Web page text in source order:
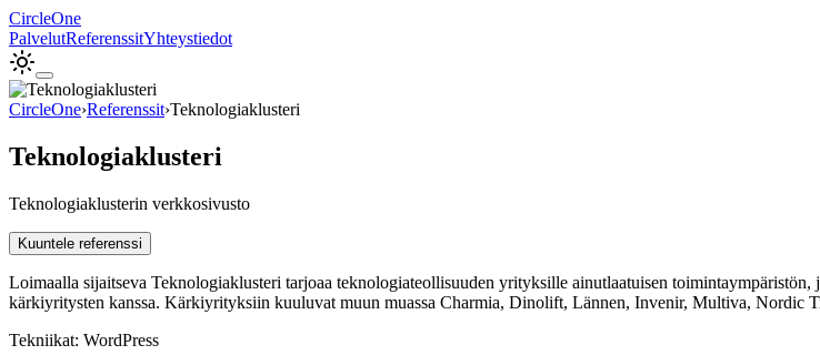
CircleOne
PalvelutReferenssitYhteystiedot
CircleOne›Referenssit›Teknologiaklusteri
Teknologiaklusteri
Teknologiaklusterin verkkosivusto
Kuuntele referenssi
Loimaalla sijaitseva Teknologiaklusteri tarjoaa teknologiateollisuuden yrityksille ainutlaatuisen
kärkiyritysten kanssa. Kärkiyrityksiin kuuluvat muun muassa Charmia, Dinolift, Lännen, Invenir, Multiva,
Tekniikat: WordPress